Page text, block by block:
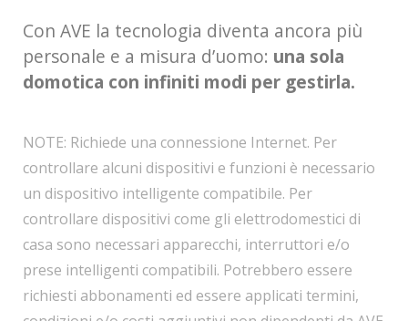
Con AVE la tecnologia diventa ancora più
personale e a misura d’uomo: una sola
domotica con infiniti modi per gestirla.
NOTE: Richiede una connessione Internet. Per
controllare alcuni dispositivi e funzioni è necessario
un dispositivo intelligente compatibile. Per
controllare dispositivi come gli elettrodomestici di
casa sono necessari apparecchi, interruttori e/o
prese intelligenti compatibili. Potrebbero essere
richiesti abbonamenti ed essere applicati termini,